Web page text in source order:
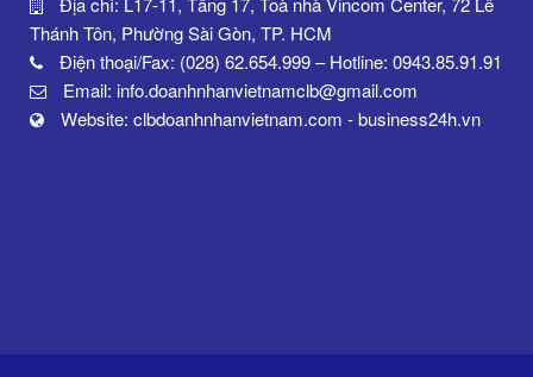
Thánh Tôn, Phường Sài Gòn, TP. HCM
Điện thoại/Fax: (028) 62.654.999 – Hotline: 0943.85.91.91
Email: info.doanhnhanvietnamclb@gmail.com
Website: clbdoanhnhanvietnam.com - business24h.vn